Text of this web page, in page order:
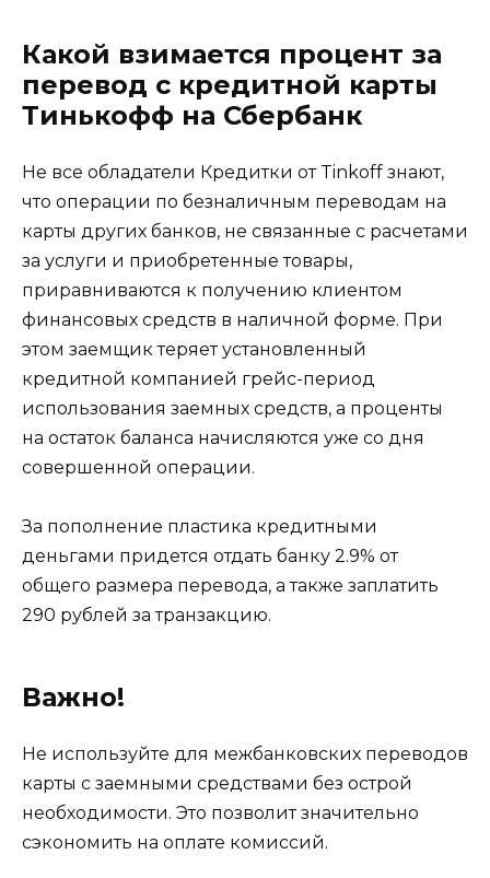
Какой взимается процент за
перевод с кредитной карты
Тинькофф на Сбербанк
Не все обладатели Кредитки от Tinkoff знают,
что операции по безналичным переводам на
карты других банков, не связанные с расчетами
за услуги и приобретенные товары,
приравниваются к получению клиентом
финансовых средств в наличной форме. При
этом заемщик теряет установленный
кредитной компанией грейс-период
использования заемных средств, а проценты
на остаток баланса начисляются уже со дня
совершенной операции.
За пополнение пластика кредитными
деньгами придется отдать банку 2.9% от
общего размера перевода, а также заплатить
290 рублей за транзакцию.
Важно!
Не используйте для межбанковских переводов
карты с заемными средствами без острой
необходимости. Это позволит значительно
сэкономить на оплате комиссий.